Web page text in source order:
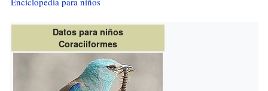
Datos para niños
Coraciiformes